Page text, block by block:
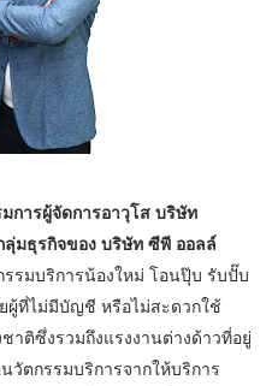
การผู้จัดการอาวุโส บริษัท
ลุ่มธุรกิจของ บริษัท ซีพี ออลล์
รรมบริการน้องใหม่ โอนปุ๊บ รับปั๊บ
ผู้ที่ไม่มีบัญชี หรือไม่สะดวกใช้
ติซึ่งรวมถึงแรงงานต่างด้าวที่อยู่
วัตกรรมบริการจากให้บริการ